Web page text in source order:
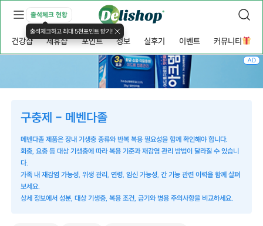
출석체크 현황
출석체크하고 최대 5천포인트 받기!
건강샵 제휴샵 포인트 정보 실후기 이벤트 커뮤니티
구충제 - 메벤다졸
메벤다졸 제품은 장내 기생충 종류와 반복 복용 필요성을 함께 확인해야 합니다.
회충, 요충 등 대상 기생충에 따라 복용 기준과 재감염 관리 방법이 달라질 수 있습니
다.
가족 내 재감염 가능성, 위생 관리, 연령, 임신 가능성, 간 기능 관련 이력을 함께 살펴
보세요.
상세 정보에서 성분, 대상 기생충, 복용 조건, 금기와 병용 주의사항을 비교하세요.
AD